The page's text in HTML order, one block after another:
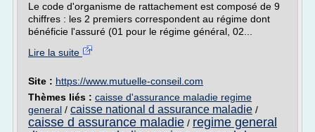
Le code d'organisme de rattachement est composé de 9
chiffres : les 2 premiers correspondent au régime dont
bénéficie l'assuré (01 pour le régime général, 02...
Lire la suite
Site : https://www.mutuelle-conseil.com
Thèmes liés : caisse d'assurance maladie regime
general / caisse national d assurance maladie /
caisse d assurance maladie / regime general